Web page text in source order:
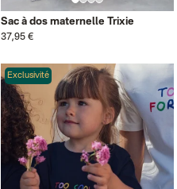
Sac à dos maternelle Trixie
37,95 €
Exclusivité